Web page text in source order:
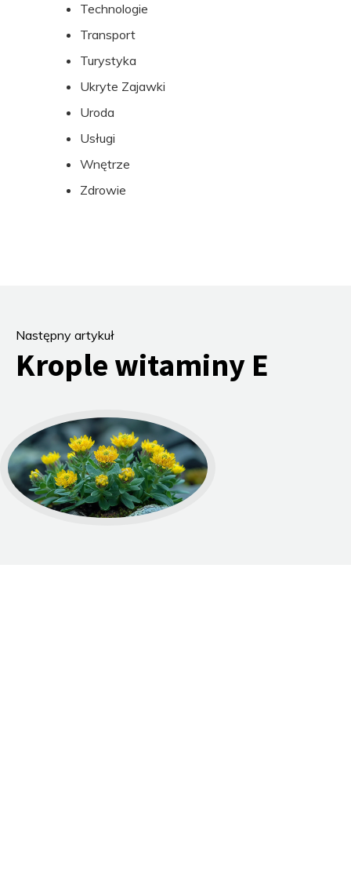
Technologie
Transport
Turystyka
Ukryte Zajawki
Uroda
Usługi
Wnętrze
Zdrowie
Następny artykuł
Krople witaminy E